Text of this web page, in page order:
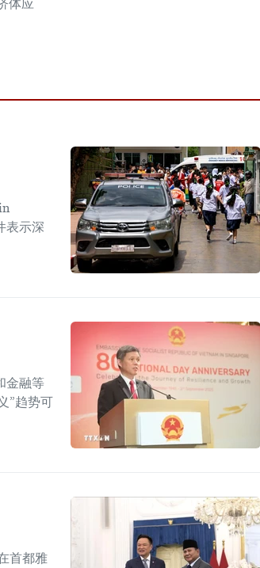
体应
表示深
金融等
”趋势可
首都雅